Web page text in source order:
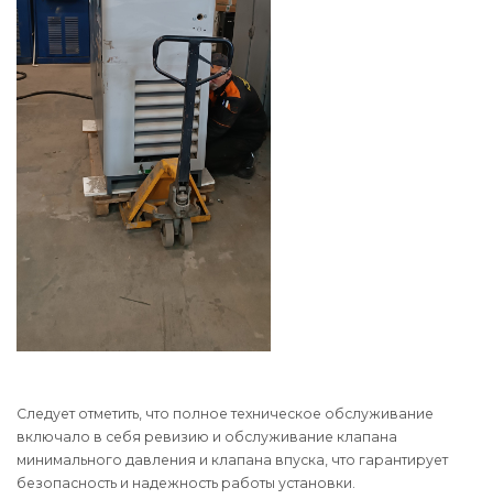
Следует отметить, что полное техническое обслуживание
включало в себя ревизию и обслуживание клапана
минимального давления и клапана впуска, что гарантирует
безопасность и надежность работы установки.